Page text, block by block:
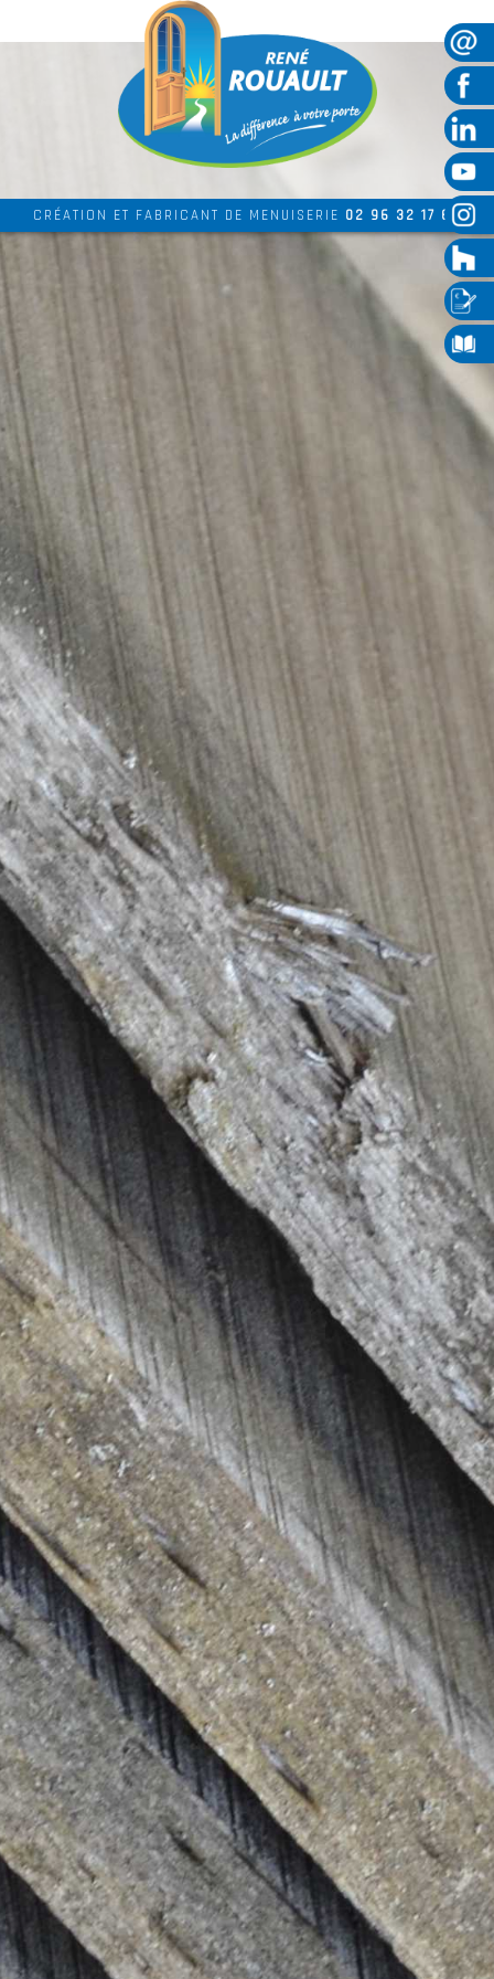
CRÉATION ET FABRICANT DE MENUISERIE 02 96 32 17 69